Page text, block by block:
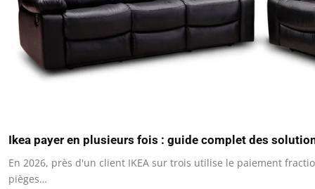
Ikea payer en plusieurs fois : guide complet des
En 2026, près d'un client IKEA sur trois utilise le paiement
pièges…